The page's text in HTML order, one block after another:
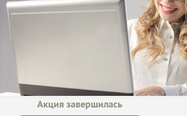
Акция завершилась